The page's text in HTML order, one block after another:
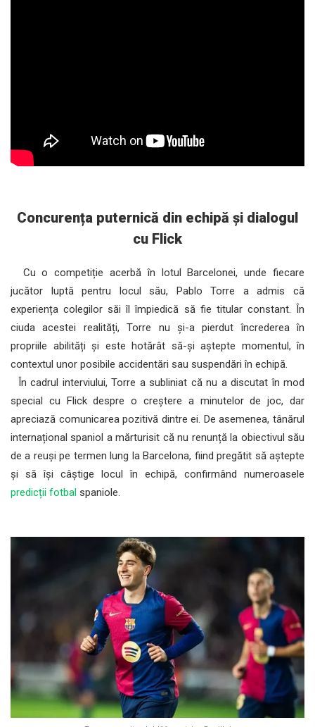
Concurența puternică din echipă și dialogul
cu Flick
Cu o competiție acerbă în lotul Barcelonei, unde fiecare
jucător luptă pentru locul său, Pablo Torre a admis că
experiența colegilor săi îl împiedică să fie titular constant. În
ciuda acestei realități, Torre nu și-a pierdut încrederea în
propriile abilități și este hotărât să-și aștepte momentul, în
contextul unor posibile accidentări sau suspendări în echipă.
În cadrul interviului, Torre a subliniat că nu a discutat în mod
special cu Flick despre o creștere a minutelor de joc, dar
apreciază comunicarea pozitivă dintre ei. De asemenea, tânărul
internațional spaniol a mărturisit că nu renunță la obiectivul său
de a reuși pe termen lung la Barcelona, fiind pregătit să aștepte
și să își câștige locul în echipă, confirmând numeroasele
predicții fotbal spaniole.